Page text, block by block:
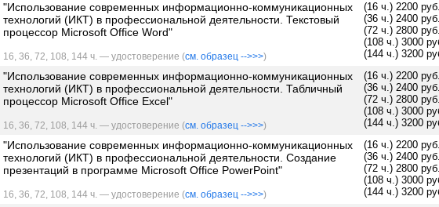
"Использование современных информационно-коммуникационных
технологий (ИКТ) в профессиональной деятельности. Текстовый
процессор Microsoft Office Word"
16, 36, 72, 108, 144 ч. — удостоверение (см. образец -->>>)
(16 ч.) 2200 руб.
(36 ч.) 2400 руб.
(72 ч.) 2800 руб.
(108 ч.) 3000
(144 ч.) 3200
"Использование современных информационно-коммуникационных
технологий (ИКТ) в профессиональной деятельности. Табличный
процессор Microsoft Office Excel"
16, 36, 72, 108, 144 ч. — удостоверение (см. образец -->>>)
(16 ч.) 2200 руб.
(36 ч.) 2400 руб.
(72 ч.) 2800 руб.
(108 ч.) 3000
(144 ч.) 3200
"Использование современных информационно-коммуникационных
технологий (ИКТ) в профессиональной деятельности. Создание
презентаций в программе Microsoft Office PowerPoint"
16, 36, 72, 108, 144 ч. — удостоверение (см. образец -->>>)
(16 ч.) 2200 руб.
(36 ч.) 2400 руб.
(72 ч.) 2800 руб.
(108 ч.) 3000
(144 ч.) 3200